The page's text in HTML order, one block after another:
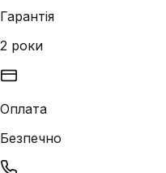
Гарантія
2 роки
Оплата
Безпечно